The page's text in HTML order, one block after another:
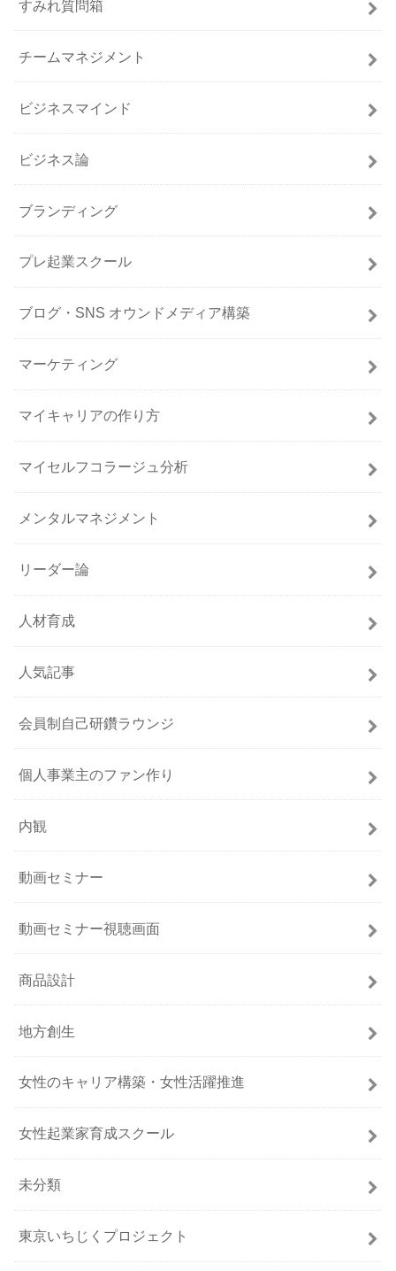
すみれ質問箱
チームマネジメント
ビジネスマインド
ビジネス論
ブランディング
プレ起業スクール
ブログ・SNS オウンドメディア構築
マーケティング
マイキャリアの作り方
マイセルフコラージュ分析
メンタルマネジメント
リーダー論
人材育成
人気記事
会員制自己研鑽ラウンジ
個人事業主のファン作り
内観
動画セミナー
動画セミナー視聴画面
商品設計
地方創生
女性のキャリア構築・女性活躍推進
女性起業家育成スクール
未分類
東京いちじくプロジェクト